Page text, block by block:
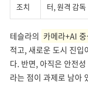
조치
터, 원격 감독
테슬라의 카메라+AI
적고, 새로운 도시 진입
다. 반면, 아직은 안전
라는 점이 과제로 남아